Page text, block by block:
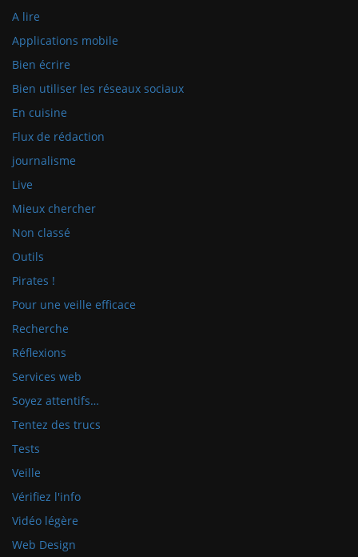
A lire
Applications mobile
Bien écrire
Bien utiliser les réseaux sociaux
En cuisine
Flux de rédaction
journalisme
Live
Mieux chercher
Non classé
Outils
Pirates !
Pour une veille efficace
Recherche
Réflexions
Services web
Soyez attentifs…
Tentez des trucs
Tests
Veille
Vérifiez l'info
Vidéo légère
Web Design